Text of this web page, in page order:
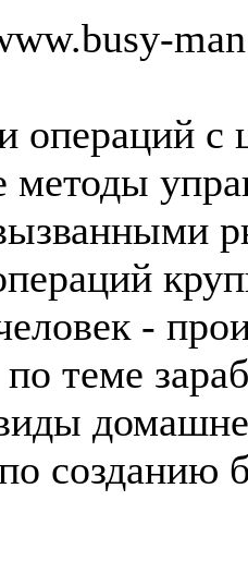
операций
методы
-
по теме
созданию